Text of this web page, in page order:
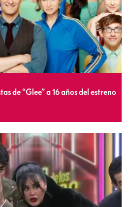
de “Glee” a 16 años del estreno